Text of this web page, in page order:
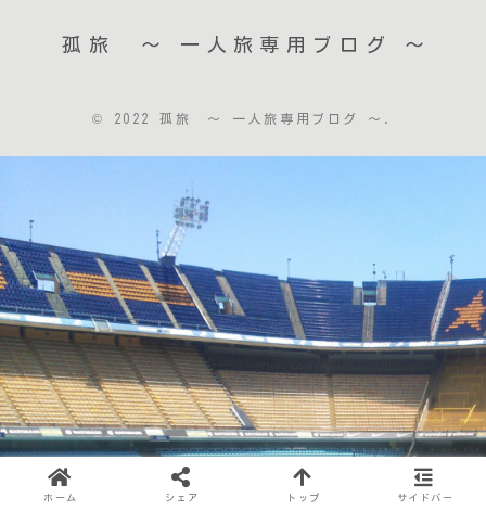
孤旅 〜 一人旅専用ブログ ～
© 2022 孤旅 〜 一人旅専用ブログ ～.
ホーム シェア トップ サイドバー